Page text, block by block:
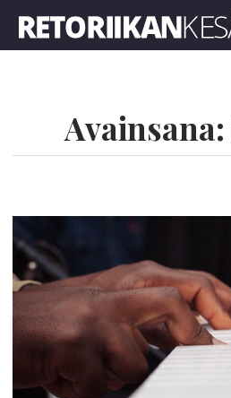
Avainsana: